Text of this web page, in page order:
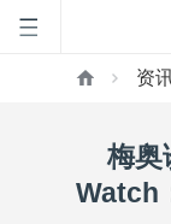
页
资
梅奥
Watch